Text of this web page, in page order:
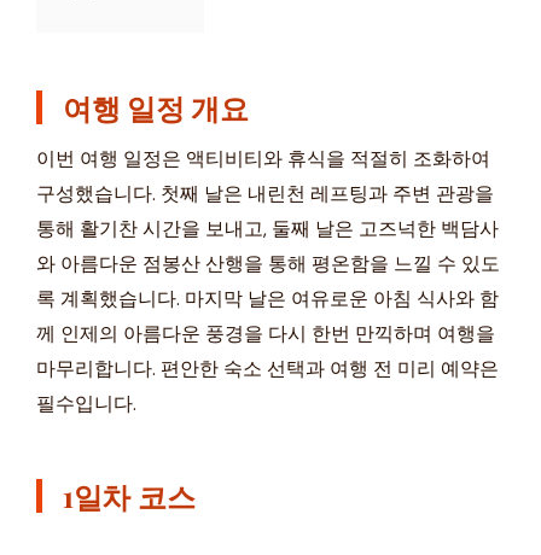
여행 일정 개요
이번 여행 일정은 액티비티와 휴식을 적절히 조화하여
구성했습니다. 첫째 날은 내린천 레프팅과 주변 관광을
통해 활기찬 시간을 보내고, 둘째 날은 고즈넉한 백담사
와 아름다운 점봉산 산행을 통해 평온함을 느낄 수 있도
록 계획했습니다. 마지막 날은 여유로운 아침 식사와 함
께 인제의 아름다운 풍경을 다시 한번 만끽하며 여행을
마무리합니다. 편안한 숙소 선택과 여행 전 미리 예약은
필수입니다.
1일차 코스